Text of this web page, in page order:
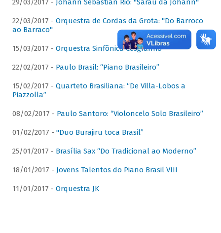
29/03/2017 - Johann Sebastian Rio: "Sarau da Johann"
22/03/2017 - Orquestra de Cordas da Grota: "Do Barroco
ao Barraco"
15/03/2017 - Orquestra Sinfônica Cesgranrio
22/02/2017 - Paulo Brasil: “Piano Brasileiro”
15/02/2017 - Quarteto Brasiliana: “De Villa-Lobos a
Piazzolla”
08/02/2017 - Paulo Santoro: “Violoncelo Solo Brasileiro”
01/02/2017 - "Duo Burajiru toca Brasil”
25/01/2017 - Brasília Sax “Do Tradicional ao Moderno”
18/01/2017 - Jovens Talentos do Piano Brasil VIII
11/01/2017 - Orquestra JK